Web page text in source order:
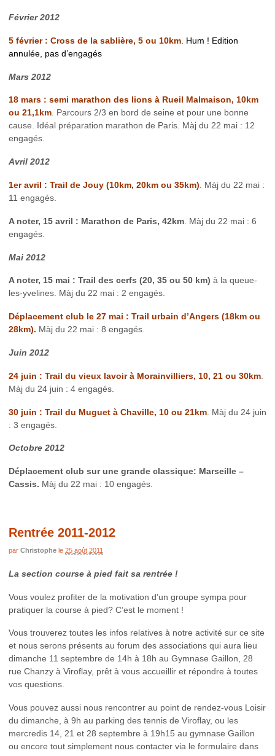
Février 2012
5 février : Cross de la sablière, 5 ou 10km . Hum ! Edition
annulée, pas d’engagés
Mars 2012
18 mars : semi marathon des lions à Rueil Malmaison, 10km
ou 21,1km. Parcours 2/3 en bord de seine et pour une bonne
cause. Idéal préparation marathon de Paris. Màj du 22 mai : 12
engagés.
Avril 2012
1er avril : Trail de Jouy (10km, 20km ou 35km)
Màj du 22 mai :
11 engagés.
A noter, 15 avril : Marathon de Paris, 42km . Màj du 22 mai : 6
engagés.
Mai 2012
A noter, 15 mai : Trail des cerfs (20, 35 ou 50 km) à la queue-
les-yvelines. Màj du 22 mai : 2 engagés.
Déplacement club le 27 mai : Trail urbain d’Angers (18km ou
28km). Màj du 22 mai : 8 engagés.
Juin 2012
24 juin : Trail du vieux lavoir à Morainvilliers, 10, 21 ou 30km
Màj du 24 juin : 4 engagés.
30 juin : Trail du Muguet à Chaville, 10 ou 21km Màj du 24 juin
: 3 engagés.
Octobre 2012
Déplacement club sur une grande classique: Marseille –
Cassis. Màj du 22 mai : 10 engagés.
Rentrée 2011-2012
par Christophe le 25 août 2011
La section course à pied fait sa rentrée !
Vous voulez profiter de la motivation d’un groupe sympa pour
pratiquer la course à pied? C’est le moment !
Vous trouverez toutes les infos relatives à notre activité sur ce site
et nous serons présents au forum des associations qui aura lieu
dimanche 11 septembre de 14h à 18h au Gymnase Gaillon, 28
rue Chanzy à Viroflay, prêt à vous accueillir et répondre à toutes
vos questions.
Vous pouvez aussi nous rencontrer au point de rendez-vous Loisir
du dimanche, à 9h au parking des tennis de Viroflay, ou les
mercredis 14, 21 et 28 septembre à 19h15 au gymnase Gaillon
ou encore tout simplement nous contacter via le formulaire dans